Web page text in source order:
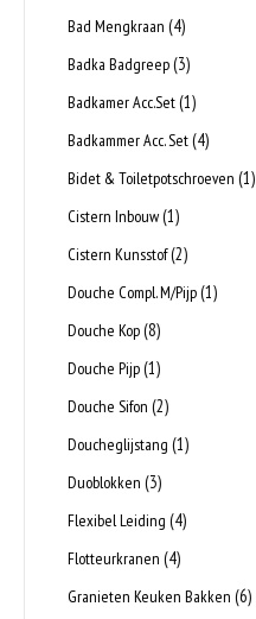
Bad Mengkraan (4)
Badka Badgreep(3)
Badkamer Acc.Set(1)
Badkammer Acc. Set(4)
Bidet & Toiletpotschroeven (1)
Cistern Inbouw(1)
Cistern Kunsstof(2)
Douche Compl. M/Pijp(1)
Douche Kop(8)
Douche Pijp(1)
Douche Sifon (2)
Doucheglijstang (1)
Duoblokken (3)
Flexibel Leiding (4)
Flotteurkranen (4)
Granieten Keuken Bakken (6)